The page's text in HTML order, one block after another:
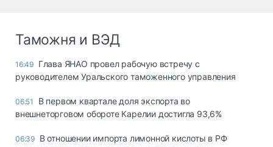
Таможня и ВЭД
16:49 Глава ЯНАО провел рабочую встречу с
руководителем Уральского таможенного управления
06:51
В первом квартале доля экспорта во
внешнеторговом обороте Карелии достигла 93,6%
06:39 В отношении импорта лимонной кислоты в РФ